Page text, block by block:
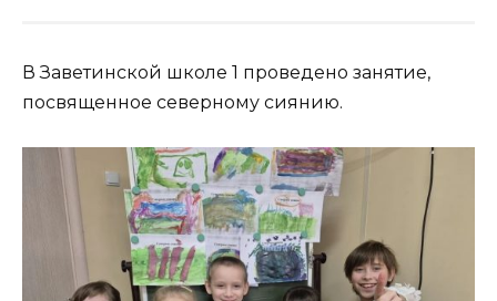
В Заветинской школе 1 проведено занятие,
посвященное северному сиянию.